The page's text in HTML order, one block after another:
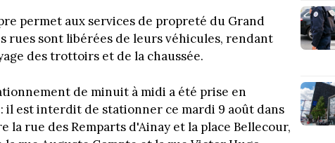
permet aux services de propreté du Grand
rues sont libérées de leurs véhicules, rendant
des trottoirs et de la chaussée.
de minuit à midi a été prise en
il est interdit de stationner ce mardi 9 août dans
la rue des Remparts d'Ainay et la place Bellecour,